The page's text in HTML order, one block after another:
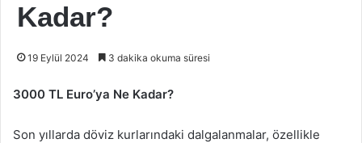
Kadar?
19 Eylül 2024 3 dakika okuma süresi
3000 TL Euro’ya Ne Kadar?
Son yıllarda döviz kurlarındaki dalgalanmalar, özellikle